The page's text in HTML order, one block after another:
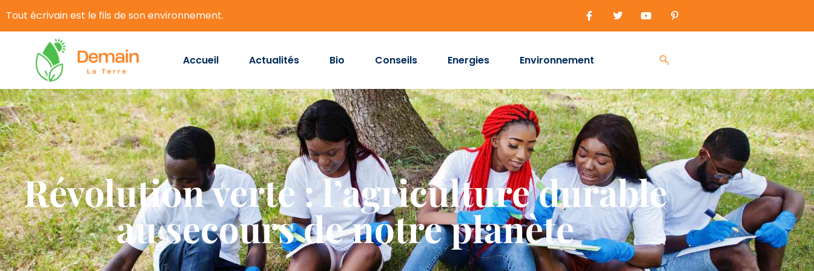
Tout écrivain est le fils de son environnement.
Accueil Actualités Bio Conseils Energies Environnement
Révolution verte : l’agriculture durable
au secours de notre planète